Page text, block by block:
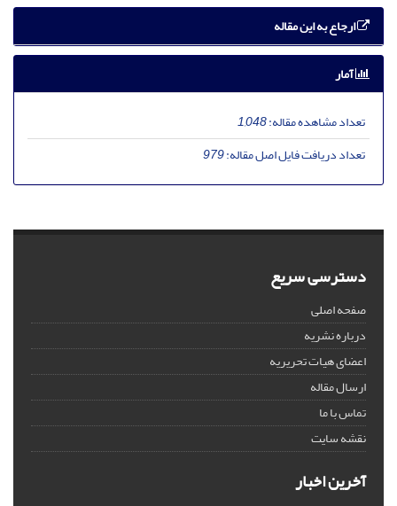
ارجاع به این مقاله
آمار
تعداد مشاهده مقاله:1,048
تعداد دریافت فایل اصل مقاله:979
دسترسی سریع
صفحه اصلی
درباره نشریه
اعضای هیات تحریریه
ارسال مقاله
تماس با ما
نقشه سایت
آخرین اخبار